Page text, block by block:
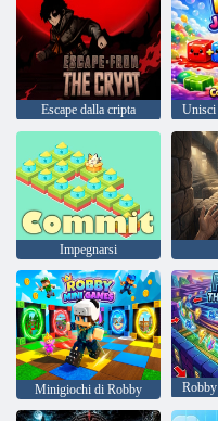
Escape dalla cripta
Impegnarsi
Minigiochi di Robby